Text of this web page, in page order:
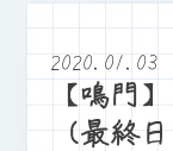
2020.01.03
【鳴門
（最終